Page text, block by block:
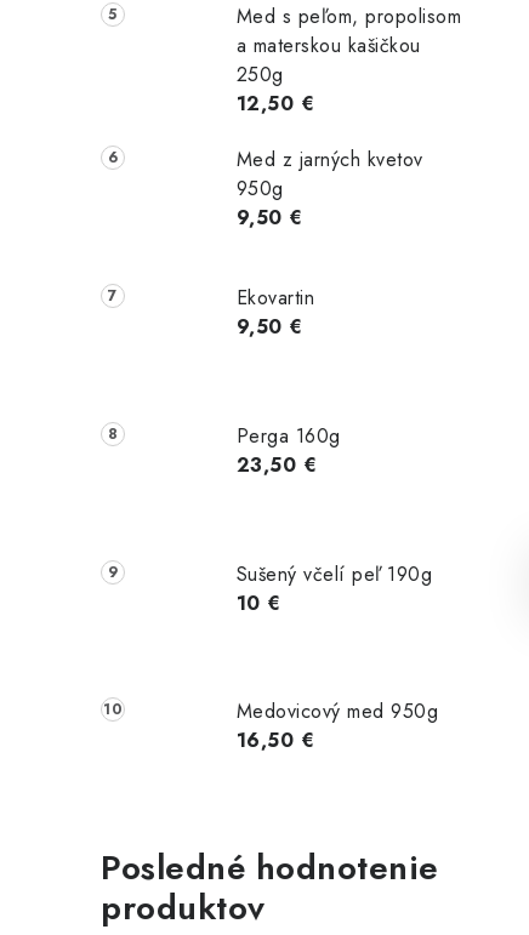
Med s peľom, propolisom
a materskou kašičkou
250g
12,50 €
Med z jarných kvetov
950g
9,50 €
Ekovartin
9,50 €
Perga 160g
23,50 €
Sušený včelí peľ 190g
10 €
Medovicový med 950g
16,50 €
Posledné hodnotenie
produktov